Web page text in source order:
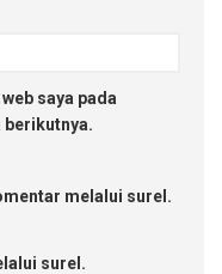
saya pada
berikutnya.
melalui surel.
surel.